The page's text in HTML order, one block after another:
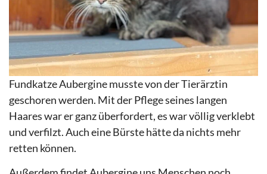
Fundkatze Aubergine musste von der Tierärztin
geschoren werden. Mit der Pflege seines langen
Haares war er ganz überfordert, es war völlig verklebt
und verfilzt. Auch eine Bürste hätte da nichts mehr
retten können.